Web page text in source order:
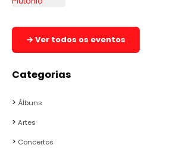
→ Ver todos os eventos
Categorias
Álbuns
Artes
Concertos